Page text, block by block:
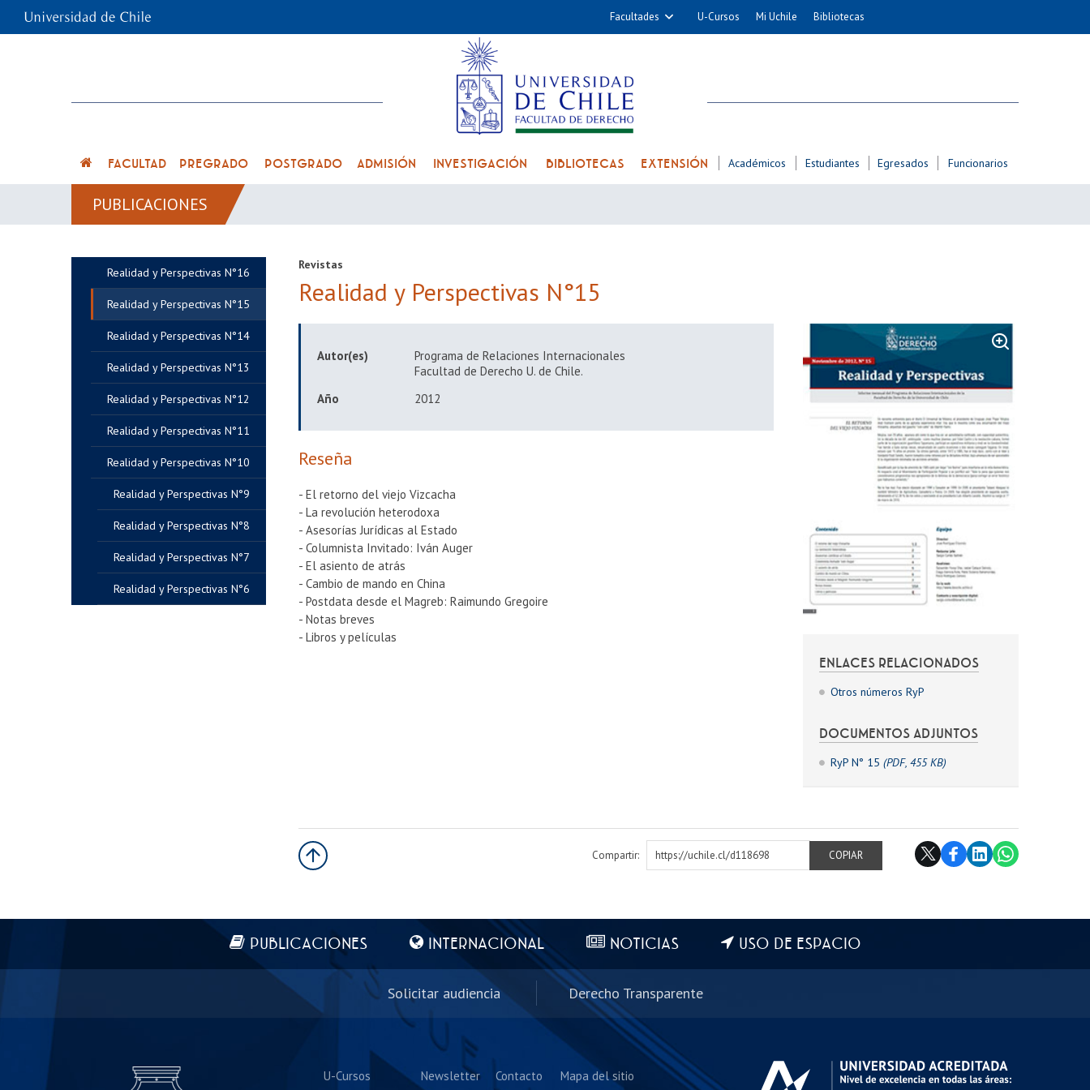
Facultades
Cs. Químicas y Farmacéuticas
Medicina
Odontología
U-Cursos Mi Uchile Bibliotecas
FACULTAD PREGRADO POSTGRADO ADMISIÓN INVESTIGACIÓN BIBLIOTECAS EXTENSIÓN Académicos Estudiantes Egresados Funcionarios
PUBLICACIONES
Realidad y Perspectivas N°6
Realidad y Perspectivas N°7
Realidad y Perspectivas N°8
Realidad y Perspectivas N°9
Realidad y Perspectivas N°10
Realidad y Perspectivas N°11
Realidad y Perspectivas N°12
Realidad y Perspectivas N°13
Realidad y Perspectivas N°14
Realidad y Perspectivas N°15
Realidad y Perspectivas N°16
Revistas
Realidad y Perspectivas N°15
Autor(es)
Programa de Relaciones Internacionales
Facultad de Derecho U. de Chile.
Año
2012
ENLACES RELACIONADOS
Otros números RyP
DOCUMENTOS ADJUNTOS
RyP N° 15 (PDF, 455 KB)
Reseña
- El retorno del viejo Vizcacha
- La revolución heterodoxa
- Asesorías Jurídicas al Estado
- Columnista Invitado: Iván Auger
- El asiento de atrás
- Cambio de mando en China
- Postdata desde el Magreb: Raimundo Gregoire
- Notas breves
- Libros y películas
Compartir:
https://uchile.cl/d118698
COPIAR
PUBLICACIONES INTERNACIONAL NOTICIAS USO DE ESPACIO
Solicitar audiencia Derecho Transparente
U-Cursos Newsletter Contacto Mapa del sitio